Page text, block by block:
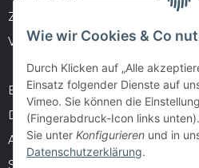
Zahlungsmöglichkeiten
Versandinformationen
Barrierefreiheitserklärung
Datenschutz
AGB
Sitemap
Wie wir Cookies & Co
Durch Klicken auf „Alle
Einsatz folgender Dienste auf
Vimeo. Sie können die
(Fingerabdruck-Icon links
Sie unter Konfigurieren und in
Datenschutzerklärung.